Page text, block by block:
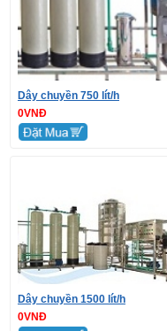
Dây chuyền 750 lít/h
0VNĐ
Dây chuyền 1500 lít/h
0VNĐ